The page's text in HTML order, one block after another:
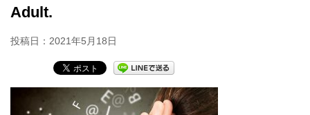
Adult.
投稿日： 2021年5月18日